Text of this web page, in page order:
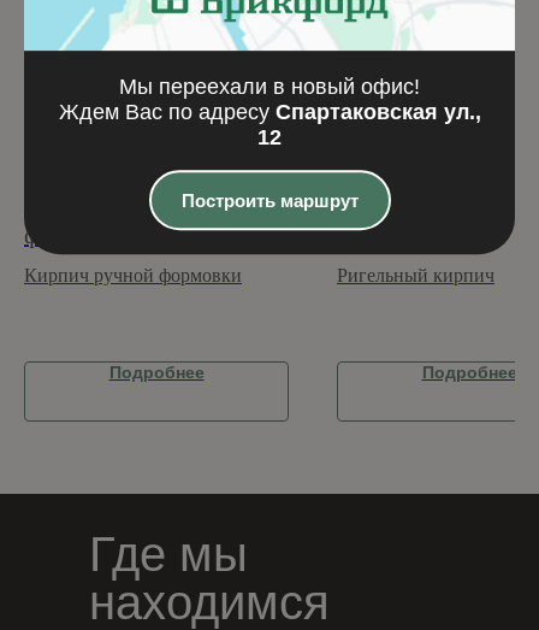
Кирпич ручной
формовки Грейси WF
Кирпич ручной формовки
Подробнее
Ригельный кирпич
Бельвер-10
Ригельный кирпич
Подробнее
Где мы
находимся
Мы переехали в новый офис!
Ждем Вас по адресу Спартаковская ул.,
12
Построить маршрут